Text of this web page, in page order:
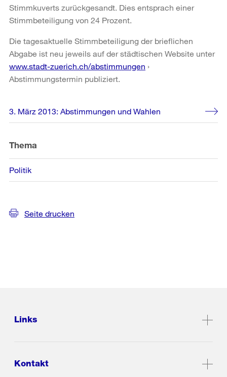
Stimmkuverts zurückgesandt. Dies entsprach einer
Stimmbeteiligung von 24 Prozent.
Die tagesaktuelle Stimmbeteiligung der brieflichen
Abgabe ist neu jeweils auf der städtischen Website unter
www.stadt-zuerich.ch/abstimmungen ›
Abstimmungstermin publiziert.
Weitere
Informationen
3. März 2013: Abstimmungen und Wahlen
Thema
Politik
Seite drucken
Links
Kontakt